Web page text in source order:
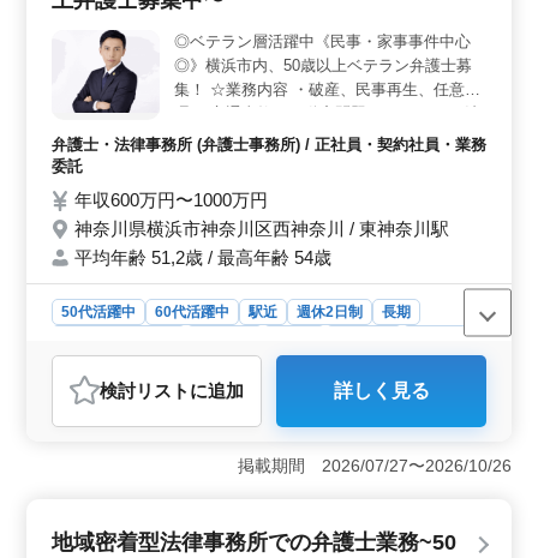
し、多様な案件に取り組める環境です。 ＜働きやす
さと充実した福利厚生＞ 残業が少なく、週休2日制でプ
ライベートとのバランスが取りやすい職場環境です。社
会保険完備、個人受任可能、弁護士費用事務所負担な
ど、福利厚生も充実しています。横浜駅から近い便利な
立地にあり、通勤もスムーズです。
◎ベテラン層活躍中《民事・家事事件中心
◎》横浜市内、50歳以上ベテラン弁護士募
集！ ☆業務内容 ・破産、民事再生、任意整
に関する紛争等 ☆備考 ・週休完全2日 ・50
ております！
弁護士・法律事務所 (弁護士事務所) / 正社員・契約社員・業務
委託
年収600万円〜1000万円
神奈川県横浜市神奈川区西神奈川 / 東神奈川駅
平均年齢 51,2歳 / 最高年齢 54歳
50代活躍中 60代活躍中 駅近 週休2日制
長期
業務委託
おすすめポイント
＜魅力＞ 横浜市での弁護士業務の求人です。中高年の
ベテラン層が活躍しており、民事・家事事件に特化した
業務に携わることができます。また、年収600万円〜
視しながら活躍できる環境が整っています。 ＜仕事
検討リスト に追加 詳しく見る
掲載期間 2026/07/27〜2026/10/26
地域密着型法律事務所での弁護士業務~50